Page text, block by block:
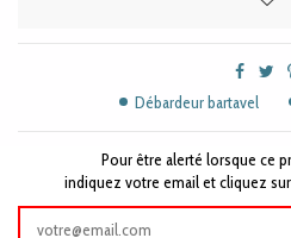
Débardeur bartavel
Pour être alerté lorsque ce
indiquez votre email et cliquez